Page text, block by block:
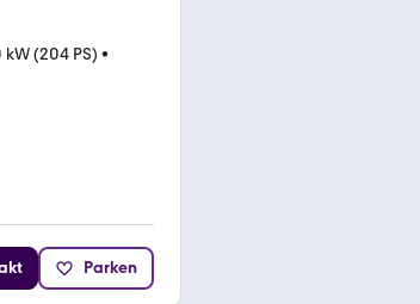
kW (204 PS) •
Parken